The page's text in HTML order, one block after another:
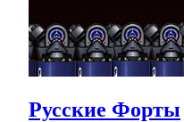
Русские Форты